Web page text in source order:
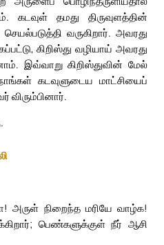
கடவுள் தமது திருவுளத்தின்
வருகிறார். அவரது
கிறிஸ்து வழியாய் அவரது
இவ்வாறு கிறிஸ்துவின் மேல்
கடவுளுடைய மாட்சியைப்
விரும்பினார்.
அருள் நிறைந்த மரியே வாழ்க!
பெண்களுக்குள் நீர் ஆசி